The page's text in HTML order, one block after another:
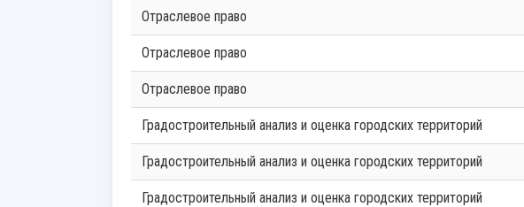
Отраслевое право
Отраслевое право
Отраслевое право
Градостроительный анализ и оценка городских территорий
Градостроительный анализ и оценка городских территорий
Градостроительный анализ и оценка городских территорий